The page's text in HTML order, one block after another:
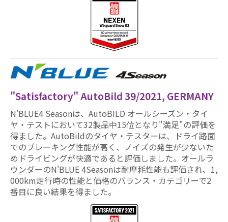
"Satisfactory" AutoBild 39/2021, GERMANY
N'BLUE4 Seasonは、AutoBILD オールシーズン・タイ
ヤ・テストにおいて32製品中15位となり"満足"の評価を
得ました。AutoBildのタイヤ・テスターは、ドライ路面
でのブレーキング性能が高く、ノイズの発生が少ないた
めドライビングが快適であると評価しました。オールラ
ウンダーのN'BLUE 4Seasonは耐摩耗性能も評価され、1,
000km走行時の性能と価格のバランス・カテゴリーで2
番目に良い結果を得ました。